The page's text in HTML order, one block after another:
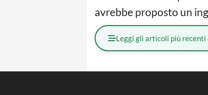
avrebbe proposto un
Leggi gli articoli più recenti